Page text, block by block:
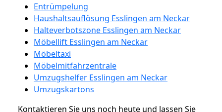
Entrümpelung
Haushaltsauflösung Esslingen am Neckar
Halteverbotszone Esslingen am Neckar
Möbellift Esslingen am Neckar
Möbeltaxi
Möbelmitfahrzentrale
Umzugshelfer Esslingen am Neckar
Umzugskartons
Kontaktieren Sie uns noch heute und lassen Sie